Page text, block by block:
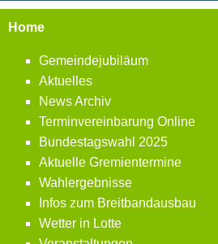
Home
Gemeindejubiläum
Aktuelles
News Archiv
Terminvereinbarung Online
Bundestagswahl 2025
Aktuelle Gremientermine
Wahlergebnisse
Infos zum Breitbandausbau
Wetter in Lotte